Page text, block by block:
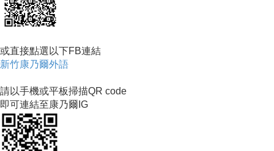
或直接點選以下FB連結
新竹康乃爾外語
請以手機或平板掃描QR code
即可連結至康乃爾IG